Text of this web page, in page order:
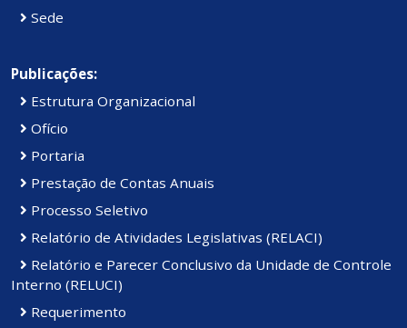
Sede
Publicações:
Estrutura Organizacional
Ofício
Portaria
Prestação de Contas Anuais
Processo Seletivo
Relatório de Atividades Legislativas (RELACI)
Relatório e Parecer Conclusivo da Unidade de Controle
Interno (RELUCI)
Requerimento